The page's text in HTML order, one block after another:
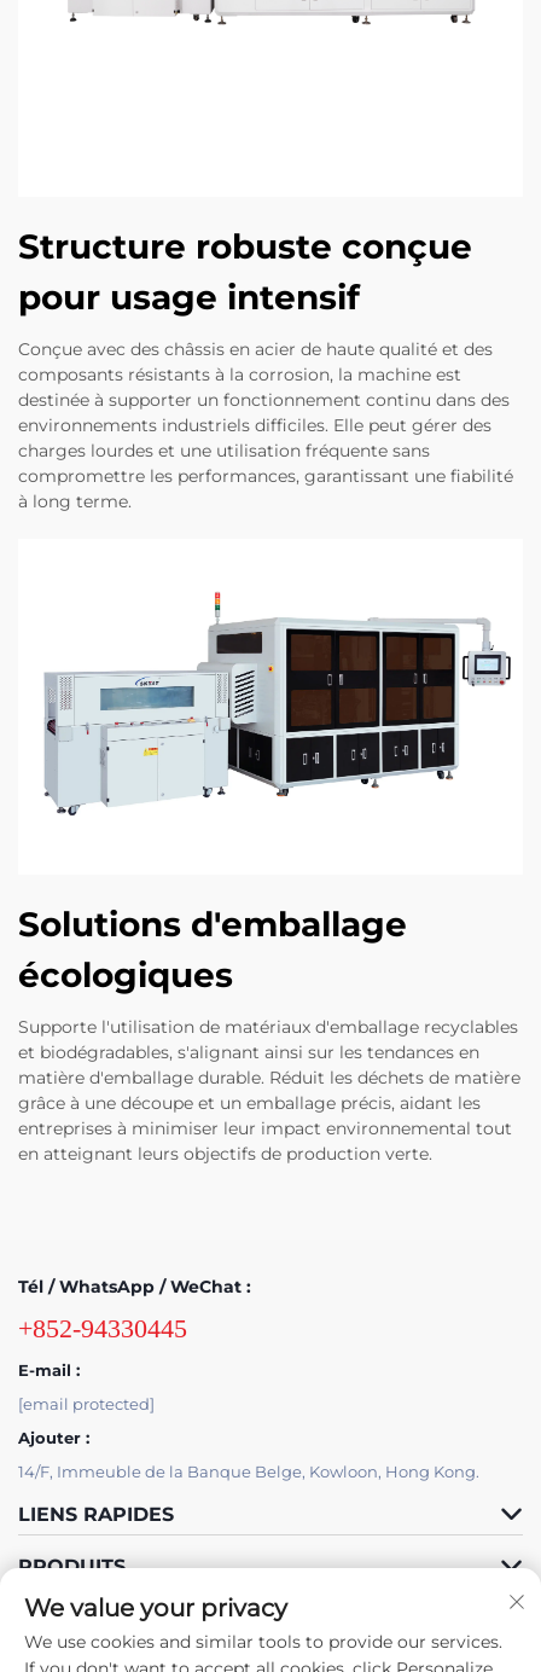
Structure robuste conçue
pour usage intensif
Conçue avec des châssis en acier de haute qualité et des
composants résistants à la corrosion, la machine est
destinée à supporter un fonctionnement continu dans des
environnements industriels difficiles. Elle peut gérer des
charges lourdes et une utilisation fréquente sans
compromettre les performances, garantissant une fiabilité
à long terme.
Solutions d'emballage
écologiques
Supporte l'utilisation de matériaux d'emballage recyclables
et biodégradables, s'alignant ainsi sur les tendances en
matière d'emballage durable. Réduit les déchets de matière
grâce à une découpe et un emballage précis, aidant les
entreprises à minimiser leur impact environnemental tout
en atteignant leurs objectifs de production verte.
Tél / WhatsApp / WeChat :
+852-94330445
E-mail :
[email protected]
Ajouter :
14/F, Immeuble de la Banque Belge, Kowloon, Hong Kong.
LIENS RAPIDES
PRODUITS
We value your privacy
We use cookies and similar tools to provide our services.